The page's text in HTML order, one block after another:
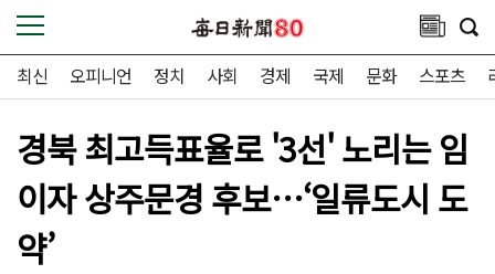
최신 오피니언 정치 사회 경제 국제 문화 스포츠
경북 최고득표율로 '3선' 노리는 임
이자 상주문경 후보…‘일류도시 도
약’